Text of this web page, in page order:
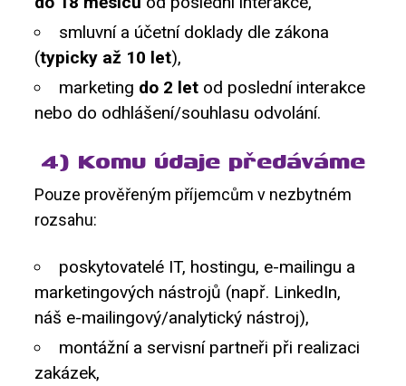
smluvní a účetní doklady dle zákona
(typicky až 10 let),
marketing do 2 letod poslední interakce
nebo do odhlášení/souhlasu odvolání.
4) Komu údaje předáváme
Pouze prověřeným příjemcům v nezbytném
rozsahu:
poskytovatelé IT, hostingu, e-mailingu a
marketingových nástrojů (např. LinkedIn,
náš e-mailingový/analytický nástroj),
montážní a servisní partneři při realizaci
zakázek,